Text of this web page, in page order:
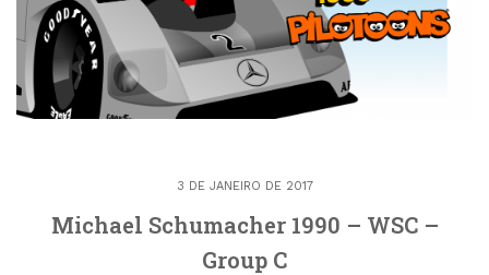
3 DE JANEIRO DE 2017
Michael Schumacher 1990 – WSC –
Group C